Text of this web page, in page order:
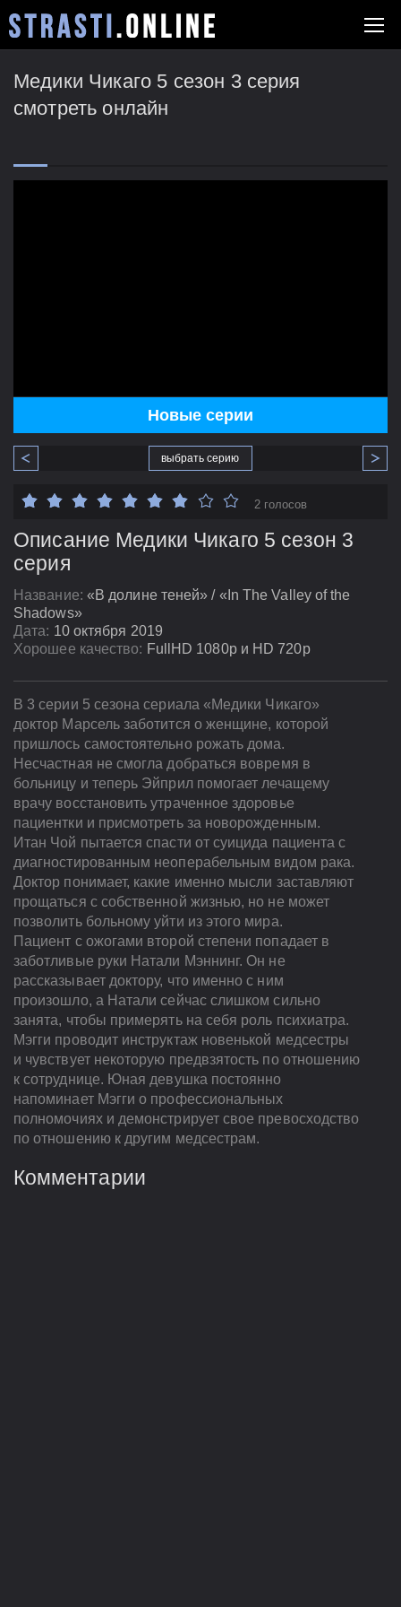
Медики Чикаго 5 сезон 3 серия
смотреть онлайн
Новые серии
выбрать серию
Описание Медики Чикаго 5 сезон 3
серия
Название: «В долине теней» / «In The Valley of the
Shadows»
Дата: 10 октября 2019
Хорошее качество: FullHD 1080p и HD 720p
2 голосов
В 3 серии 5 сезона сериала «Медики Чикаго»
доктор Марсель заботится о женщине, которой
пришлось самостоятельно рожать дома.
Несчастная не смогла добраться вовремя в
больницу и теперь Эйприл помогает лечащему
врачу восстановить утраченное здоровье
пациентки и присмотреть за новорожденным.
Итан Чой пытается спасти от суицида пациента с
диагностированным неоперабельным видом рака.
Доктор понимает, какие именно мысли заставляют
прощаться с собственной жизнью, но не может
позволить больному уйти из этого мира.
Пациент с ожогами второй степени попадает в
заботливые руки Натали Мэннинг. Он не
рассказывает доктору, что именно с ним
произошло, а Натали сейчас слишком сильно
занята, чтобы примерять на себя роль психиатра.
Мэгги проводит инструктаж новенькой медсестры
и чувствует некоторую предвзятость по отношению
к сотруднице. Юная девушка постоянно
напоминает Мэгги о профессиональных
полномочиях и демонстрирует свое превосходство
по отношению к другим медсестрам.
Комментарии